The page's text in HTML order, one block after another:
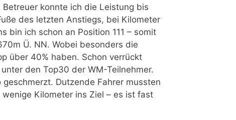
konnte ich die Leistung bis
des letzten Anstiegs, bei Kilometer
bin ich schon an Position 111 – somit
Ü. NN. Wobei besonders die
über 40% haben. Schon verrückt
den Top30 der WM-Teilnehmer.
Dutzende Fahrer mussten
Kilometer ins Ziel – es ist fast